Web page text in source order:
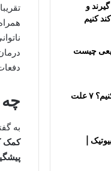
به
کمک
و
کنیم
چیست
بوی بد دهان را چگونه برای همیشه درمان کنیم؟ ۷ علت
|